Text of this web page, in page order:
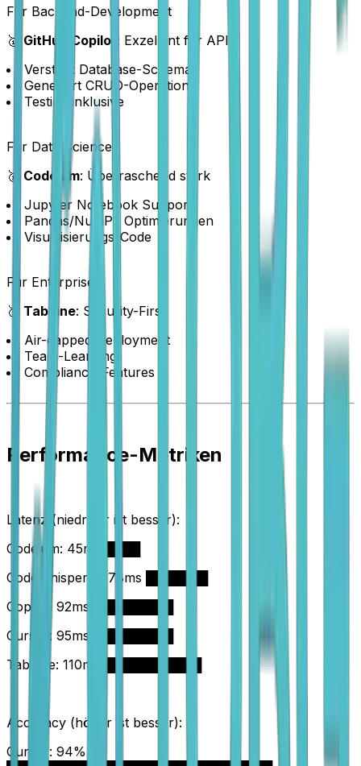
Für Backend-Development
🥇 GitHub Copilot : Exzellent für APIs
Versteht Database-Schemas
Generiert CRUD-Operations
Testing inklusive
Für Data Science
🥇 Codeium: Überraschend stark
Jupyter Notebook Support
Pandas/NumPy Optimierungen
Visualisierungs-Code
Für Enterprise
🥇 Tabnine: Security-First
Air-gapped Deployment
Team-Learning
Compliance-Features
Performance-Metriken
Latenz (niedriger ist besser):
Codeium: 45ms ████
CodeWhisperer: 78ms ███████
Copilot: 92ms █████████
Cursor: 95ms █████████
Tabnine: 110ms ███████████
Accuracy (höher ist besser):
Cursor: 94%